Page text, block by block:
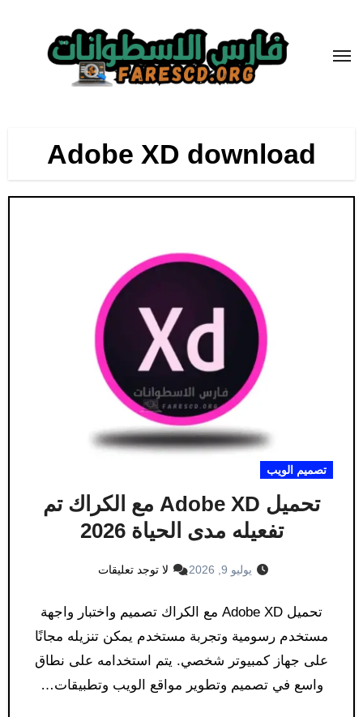
المحتوى
Adobe XD download
تصميم الويب
تحميل Adobe XD مع الكراك تم
تفعيله مدى الحياة 2026
يوليو 9, 2026 لا توجد تعليقات
تحميل Adobe XD مع الكراك تصميم واختبار واجهة
مستخدم رسومية وتجربة مستخدم يمكن تنزيله مجانًا
على جهاز كمبيوتر شخصي. يتم استخدامه على نطاق
واسع في تصميم وتطوير مواقع الويب وتطبيقات…